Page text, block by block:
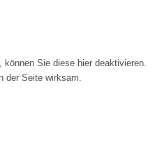
Sie diese hier deaktivieren.
der Seite wirksam.